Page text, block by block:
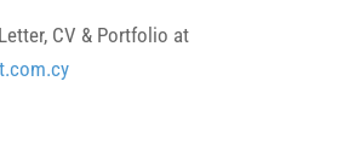
CV & Portfolio at